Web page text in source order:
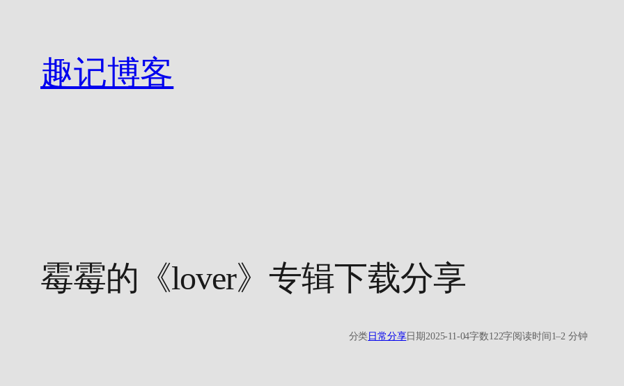
趣记博客
霉霉的《lover》专辑下载分享
分类 日常分享日期2025-11-04字数122字阅读时间 1–2 分钟